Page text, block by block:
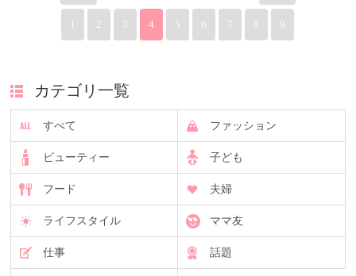
2 3 4 5 6 7 8 9
カテゴリ一覧
すべて ファッション
ビューティー 子ども
フード 夫婦
ライフスタイル ママ友
仕事 話題